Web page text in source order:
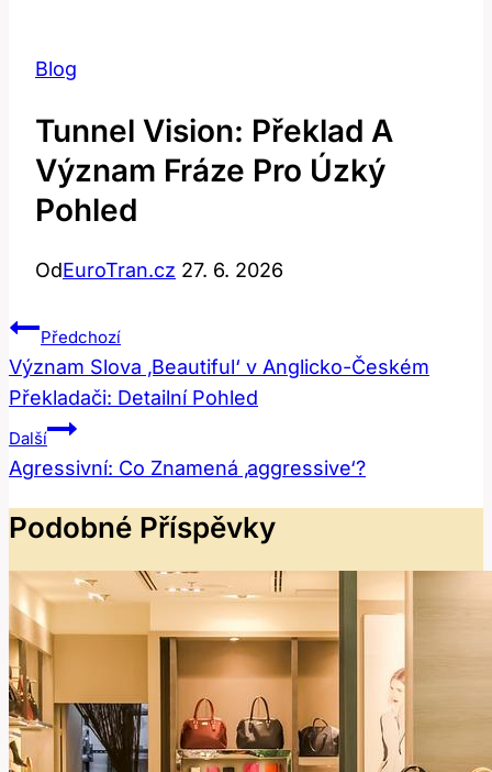
Blog
Tunnel Vision: Překlad A
Význam Fráze Pro Úzký
Pohled
OdEuroTran.cz 27. 6. 2026
Navigace
Pro
Příspěvek
Předchozí
Význam Slova ‚Beautiful‘ v Anglicko-Českém
Překladači: Detailní Pohled
Další
Agressivní: Co Znamená ‚aggressive‘?
Podobné Příspěvky